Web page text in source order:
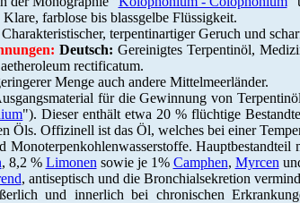
Klare, farblose bis blassgelbe Flüssigkeit.
Charakteristischer, terpentinartiger Geruch und
Deutsch: Gereinigtes Terpentinöl,
rectificatum.
Menge auch andere Mittelmeerländer.
für die Gewinnung von
"). Dieser enthält etwa 20 % flüchtige
Öls. Offizinell ist das Öl, welches bei einer
Monoterpenkohlenwasserstoffe.
, 8,2 % Limonen sowie je 1% Camphen, Myrcen
, antiseptisch und die Bronchialsekretion
und innerlich bei chronischen